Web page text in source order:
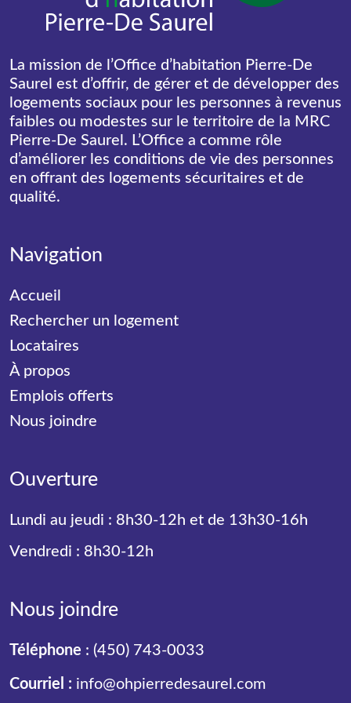
La mission de l’Office d’habitation Pierre-De
Saurel est d’offrir, de gérer et de développer des
logements sociaux pour les personnes à revenus
faibles ou modestes sur le territoire de la MRC
Pierre-De Saurel. L’Office a comme rôle
d’améliorer les conditions de vie des personnes
en offrant des logements sécuritaires et de
qualité.
Navigation
Accueil
Rechercher un logement
Locataires
À propos
Emplois offerts
Nous joindre
Ouverture
Lundi au jeudi : 8h30-12h et de 13h30-16h
Vendredi : 8h30-12h
Nous joindre
Téléphone : (450) 743-0033
Courriel : info@ohpierredesaurel.com